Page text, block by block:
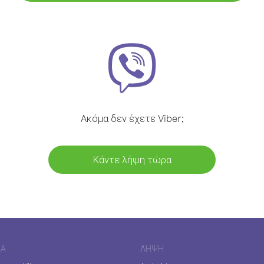
Ακόμα δεν έχετε Viber;
Κάντε λήψη τώρα
ΛΉΨΗ